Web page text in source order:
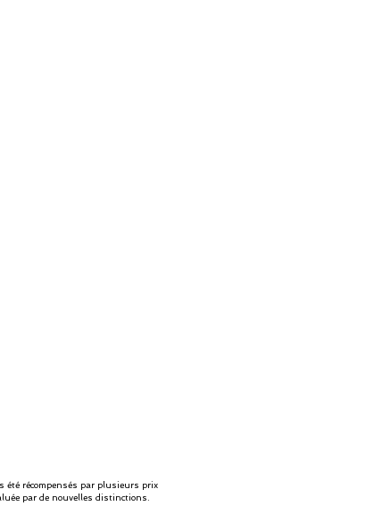
été récompensés par plusieurs prix
par de nouvelles distinctions.